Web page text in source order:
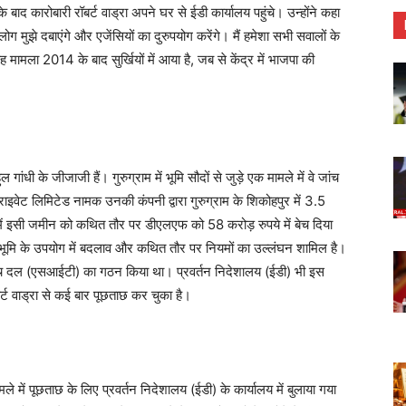
कारोबारी रॉबर्ट वाड्रा अपने घर से ईडी कार्यालय पहुंचे। उन्होंने कहा
मुझे दबाएंगे और एजेंसियों का दुरुपयोग करेंगे। मैं हमेशा सभी सवालों के
मामला 2014 के बाद सुर्खियों में आया है, जब से केंद्र में भाजपा की
गांधी के जीजाजी हैं। गुरुग्राम में भूमि सौदों से जुड़े एक मामले में वे जांच
लिमिटेड नामक उनकी कंपनी द्वारा गुरुग्राम के शिकोहपुर में 3.5
जमीन को कथित तौर पर डीएलएफ को 58 करोड़ रुपये में बेच दिया
के उपयोग में बदलाव और कथित तौर पर नियमों का उल्लंघन शामिल है।
(एसआईटी) का गठन किया था। प्रवर्तन निदेशालय (ईडी) भी इस
वाड्रा से कई बार पूछताछ कर चुका है।
में पूछताछ के लिए प्रवर्तन निदेशालय (ईडी) के कार्यालय में बुलाया गया